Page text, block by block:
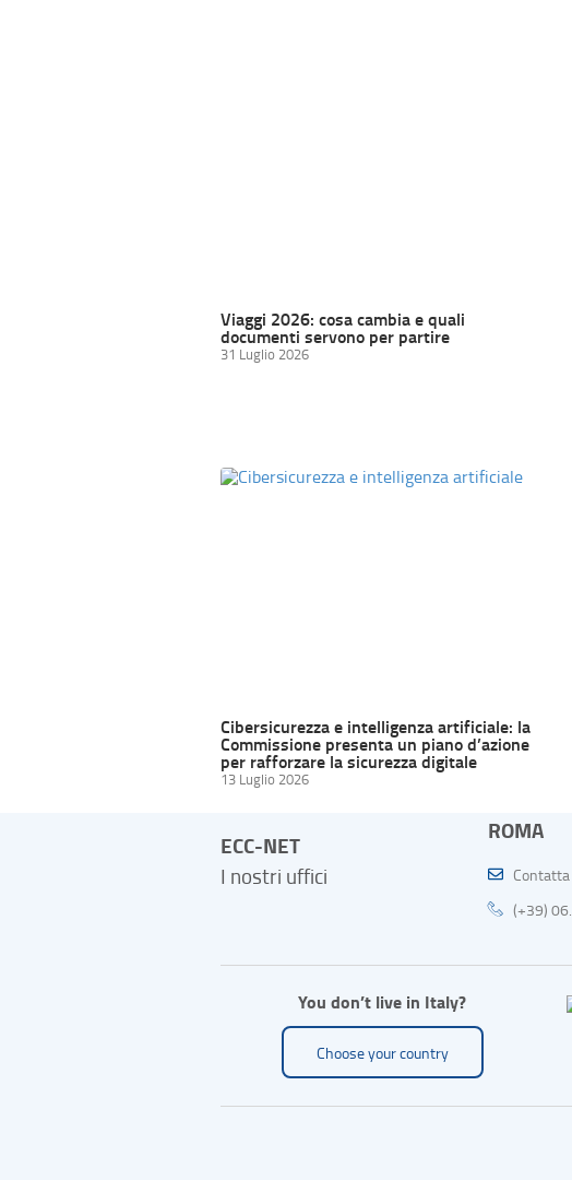
Viaggi 2026: cosa cambia e quali
documenti servono per partire
31 Luglio 2026
Cibersicurezza e intelligenza artificiale: la
Commissione presenta un piano d’azione
per rafforzare la sicurezza digitale
13 Luglio 2026
ECC-NET
I nostri uffici
ROMA
(+39)
You don’t live in Italy?
Choose your country